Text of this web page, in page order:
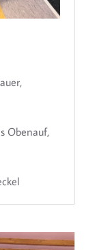
Obenauf,